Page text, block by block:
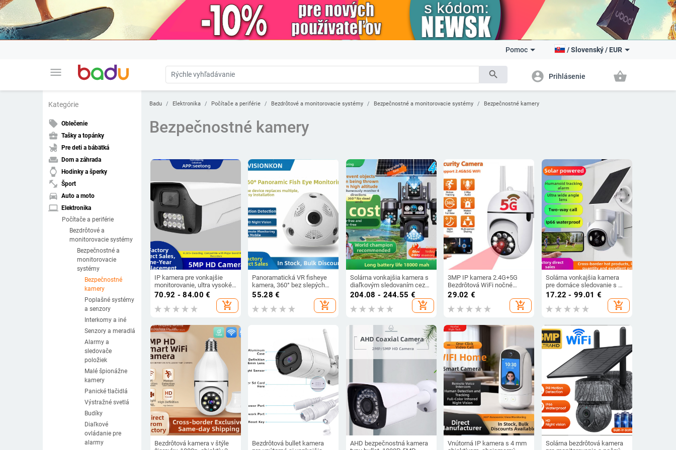
menu search
Pomoc /Slovenský/ EUR
account_circle Prihlásenie shopping_basket
Kategórie
local_offer Oblečenie
business_center Tašky a topánky
child_friendly Pre deti a bábätká
weekend Dom a záhrada
watch Hodinky a šperky
fitness_center Šport
directions_car Auto a moto
laptop Elektronika
Počítače a periférie
Bezdrôtové a
monitorovacie systémy
Bezpečnostné a
monitorovacie
systémy
Bezpečnostné
kamery
Poplašné systémy
a senzory
Interkomy a iné
Senzory a meradlá
Alarmy a
sledovače
položiek
Malé špionážne
kamery
Panické tlačidlá
Výstražné svetlá
Budíky
Diaľkové
ovládanie pre
alarmy
Badu Elektronika Počítače a periférie Bezdrôtové a monitorovacie systémy Bezpečnostné a monitorovacie systémy Bezpečnostné kamery
Bezpečnostné kamery
IP kamera pre vonkajšie
monitorovanie, ultra vysoké
rozlíšenie, pre továrne, dielne
a obchody, kompatibilná s
Hikvision
70.92 - 84.00 €
add_shopping_cart
Panoramatická VR fisheye
kamera, 360° bez slepých
uhlov, inteligentná HD WiFi
bezdrôtová kamera na
monitorovanie
55.28 €
add_shopping_cart
Solárna vonkajšia kamera s
diaľkovým sledovaním cez
mobilnú aplikáciu, HD nočné
videnie, 5V napájanie, 0,001
lx, -20 až 45°C, vonkajšie
použitie, alarmová funkcia
204.08 - 244.55 €
add_shopping_cart
3MP IP kamera 2.4G+5G
Bezdrôtová WiFi nočné
videnie bezpečnostná
kamera s detekciou pohybu
VI365
29.02 €
add_shopping_cart
Solárna vonkajšia kamera
pre domáce sledovanie s Wi-
Fi, HD nočné videnie,
minimálne osvetlenie 0,002
lx, SNR > 44 dB, senzor
17.22 - 99.01 €
add_shopping_cart
Bezdrôtová kamera v štýle
Bezdrôtová bullet kamera
AHD bezpečnostná kamera
Vnútorná IP kamera s 4 mm
Solárna bezdrôtová kamera